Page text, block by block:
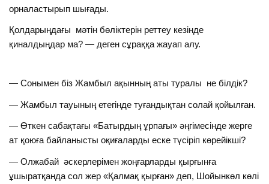
орналастырып шығады.
Қолдарыңдағы мәтін бөліктерін реттеу кезінде
қиналдыңдар ма? — деген сұраққа жауап алу.
— Сонымен біз Жамбыл ақынның аты туралы не білдік?
— Жамбыл тауының етегінде туғандықтан солай қойылған.
— Өткен сабақтағы «Батырдың ұрпағы» әңгімесінде жерге
ат қоюға байланысты оқиғаларды еске түсіріп көрейікші?
— Олжабай әскерлерімен жоңғарларды қырғынға
ұшыратқанда сол жер «Қалмақ қырған» деп, Шойынкөл көлі